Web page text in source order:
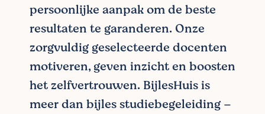
persoonlijke aanpak om de beste
resultaten te garanderen. Onze
zorgvuldig geselecteerde docenten
motiveren, geven inzicht en boosten
het zelfvertrouwen. BijlesHuis is
meer dan bijles studiebegeleiding –